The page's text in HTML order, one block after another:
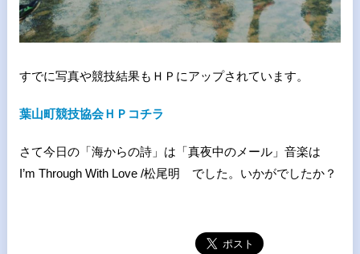
すでに写真や競技結果もＨＰにアップされています。
葉山町競技協会ＨＰコチラ
さて今日の「海からの詩」は「真夜中のメール」音楽は
I’m Through With Love /松尾明 でした。いかがでしたか？